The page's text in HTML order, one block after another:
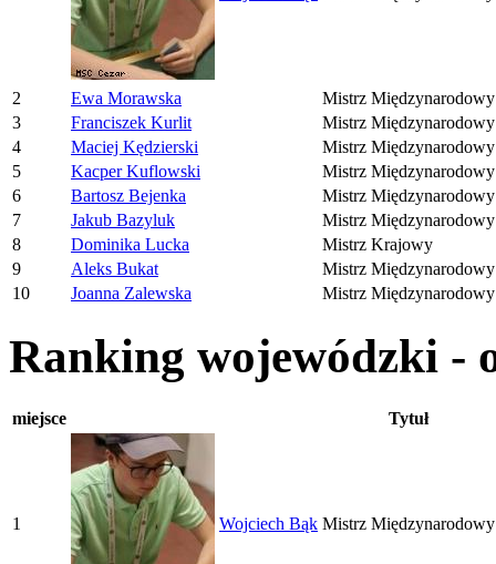
2 Ewa Morawska
Mistrz Międzynarodowy
3
Franciszek Kurlit
Mistrz Międzynarodowy
4
Maciej Kędzierski
Mistrz Międzynarodowy
5
Kacper Kuflowski
Mistrz Międzynarodowy
6
Bartosz Bejenka
Mistrz Międzynarodowy
7
Jakub Bazyluk
Mistrz Międzynarodowy
8
Dominika Lucka
Mistrz Krajowy
9
Aleks Bukat
Mistrz Międzynarodowy
10
Joanna Zalewska Mistrz Międzynarodowy
Ranking wojewódzki -
miejsce Tytuł
1 Wojciech Bąk Mistrz Międzynarodowy